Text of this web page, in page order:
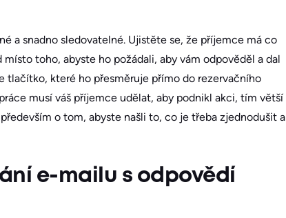
a snadno sledovatelné. Ujistěte se, že příjemce má co
toho, abyste ho požádali, aby vám odpověděl a dal
tlačítko, které ho přesměruje přímo do rezervačního
musí váš příjemce udělat, aby podnikl akci, tím větší
o tom, abyste našli to, co je třeba zjednodušit a
e-mailu s odpovědí